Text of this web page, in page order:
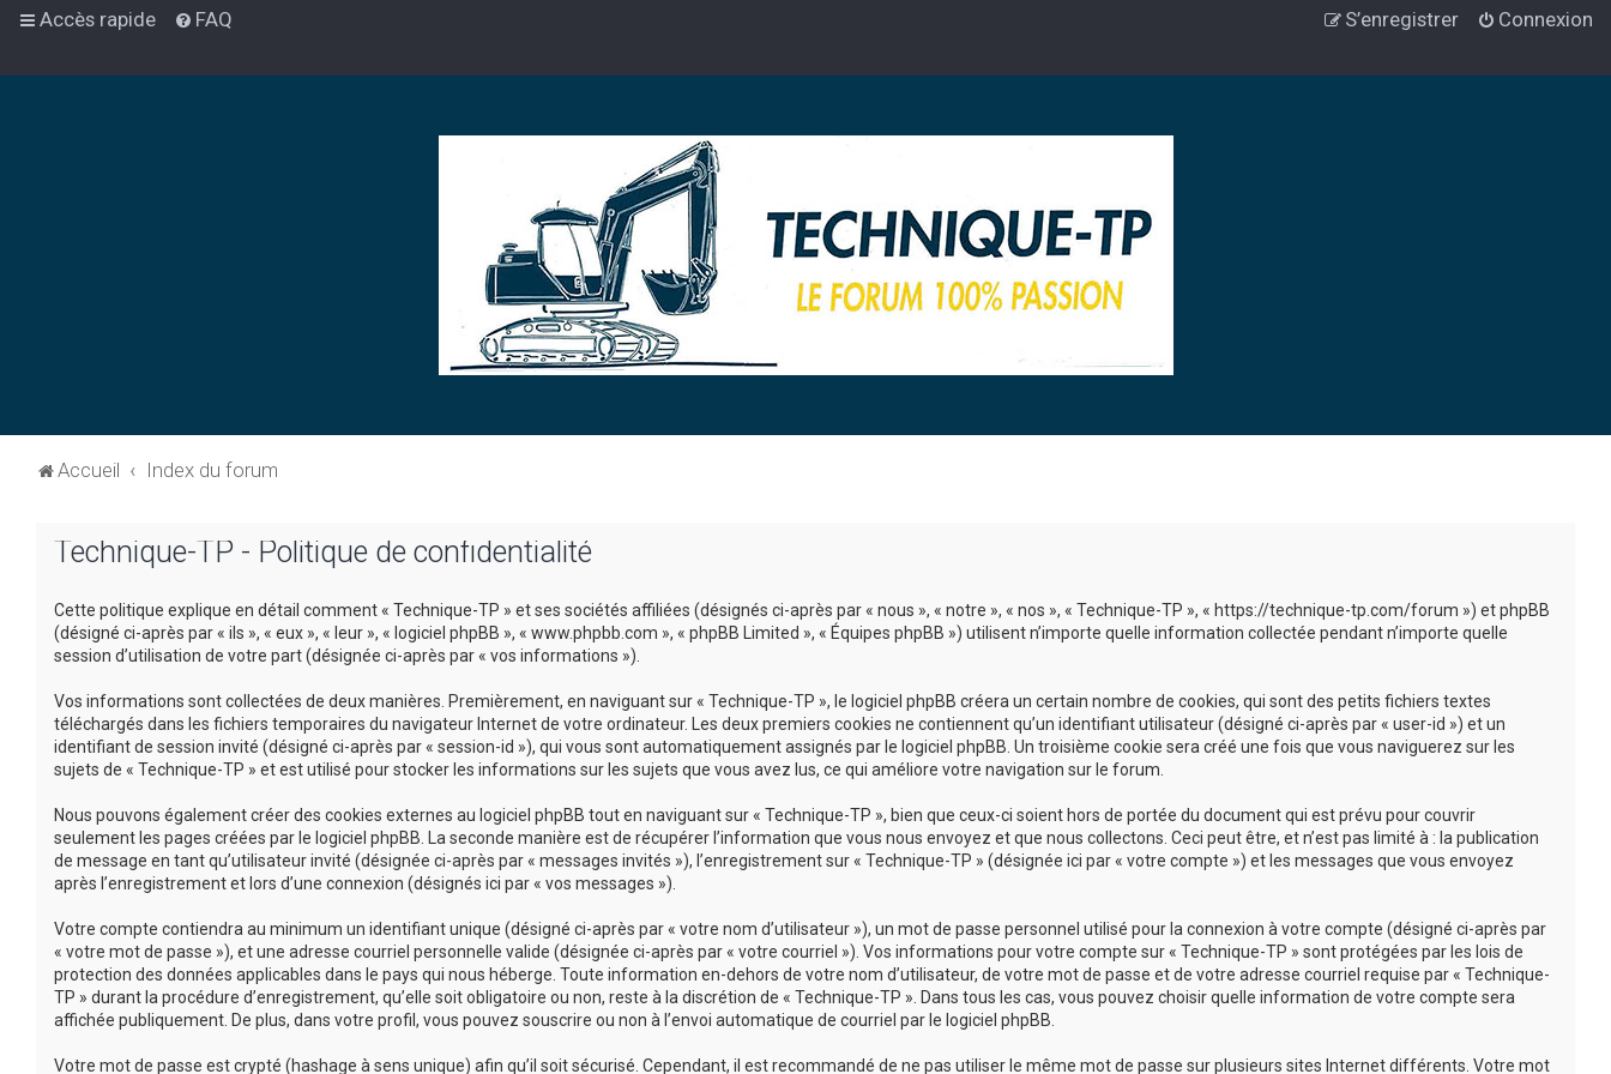
Accès rapide FAQ Connexion
S’enregistrer
Accueil Index du forum
Technique-TP - Politique de confidentialité
Cette politique explique en détail comment « Technique-TP » et ses sociétés affiliées (désignés ci-après par « nous », « notre », « nos », « Technique-TP », « https://technique-tp.com/forum ») et phpBB
(désigné ci-après par « ils », « eux », « leur », « logiciel phpBB », « www.phpbb.com », « phpBB Limited », « Équipes phpBB ») utilisent n’importe quelle information collectée pendant n’importe quelle
session d’utilisation de votre part (désignée ci-après par « vos informations »).
Vos informations sont collectées de deux manières. Premièrement, en naviguant sur « Technique-TP », le logiciel phpBB créera un certain nombre de cookies, qui sont des petits fichiers textes
téléchargés dans les fichiers temporaires du navigateur Internet de votre ordinateur. Les deux premiers cookies ne contiennent qu’un identifiant utilisateur (désigné ci-après par « user-id ») et un
identifiant de session invité (désigné ci-après par « session-id »), qui vous sont automatiquement assignés par le logiciel phpBB. Un troisième cookie sera créé une fois que vous naviguerez sur les
sujets de « Technique-TP » et est utilisé pour stocker les informations sur les sujets que vous avez lus, ce qui améliore votre navigation sur le forum.
Nous pouvons également créer des cookies externes au logiciel phpBB tout en naviguant sur « Technique-TP », bien que ceux-ci soient hors de portée du document qui est prévu pour couvrir
seulement les pages créées par le logiciel phpBB. La seconde manière est de récupérer l’information que vous nous envoyez et que nous collectons. Ceci peut être, et n’est pas limité à : la publication
de message en tant qu’utilisateur invité (désignée ci-après par « messages invités »), l’enregistrement sur « Technique-TP » (désignée ici par « votre compte ») et les messages que vous envoyez
après l’enregistrement et lors d’une connexion (désignés ici par « vos messages »).
Votre compte contiendra au minimum un identifiant unique (désigné ci-après par « votre nom d’utilisateur »), un mot de passe personnel utilisé pour la connexion à votre compte (désigné ci-après par
« votre mot de passe »), et une adresse courriel personnelle valide (désignée ci-après par « votre courriel »). Vos informations pour votre compte sur « Technique-TP » sont protégées par les lois de
protection des données applicables dans le pays qui nous héberge. Toute information en-dehors de votre nom d’utilisateur, de votre mot de passe et de votre adresse courriel requise par « Technique-
TP » durant la procédure d’enregistrement, qu’elle soit obligatoire ou non, reste à la discrétion de « Technique-TP ». Dans tous les cas, vous pouvez choisir quelle information de votre compte sera
affichée publiquement. De plus, dans votre profil, vous pouvez souscrire ou non à l’envoi automatique de courriel par le logiciel phpBB.
Votre mot de passe est crypté (hashage à sens unique) afin qu’il soit sécurisé. Cependant, il est recommandé de ne pas utiliser le même mot de passe sur plusieurs sites Internet différents. Votre mot